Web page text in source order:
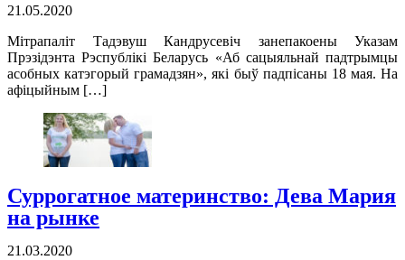
21.05.2020
Мітрапаліт Тадэвуш Кандрусевіч занепакоены Указам
Прэзідэнта Рэспублікі Беларусь «Аб сацыяльнай падтрымцы
асобных катэгорый грамадзян», які быў падпісаны 18 мая. На
афіцыйным […]
Суррогатное материнство: Дева Мария
на рынке
21.03.2020